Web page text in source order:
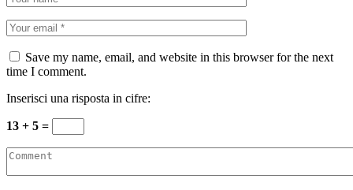
Save my name, email, and website in this browser for the next
time I comment.
Inserisci una risposta in cifre:
13 + 5 =